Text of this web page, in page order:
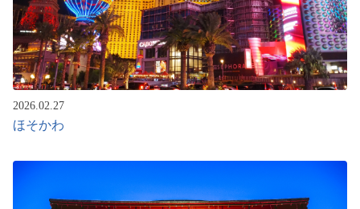
2026.02.27
ほそかわ